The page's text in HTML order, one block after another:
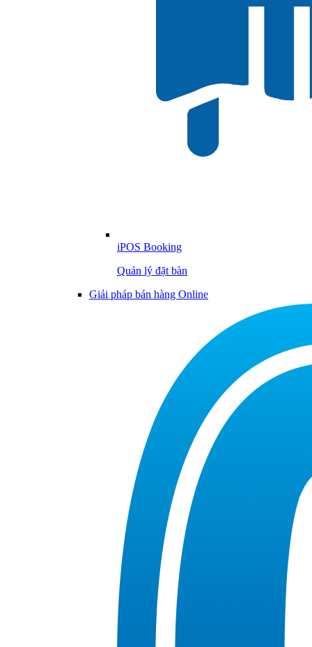
iPOS Booking
Quản lý đặt bàn
Giải pháp bán hàng Online